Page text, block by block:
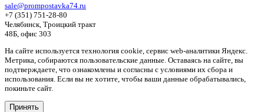
sale@prompostavka74.ru
+7 (351) 751-28-80
Челябинск, Троицкий тракт
48Б, офис 303
На сайте используется технология cookie, сервис web-аналитики Яндекс.
Метрика, собираются пользовательские данные. Оставаясь на сайте, вы
подтверждаете, что ознакомлены и согласны с условиями их сбора и
использования. Если вы не хотите, чтобы ваши данные обрабатывались,
покиньте сайт.
Принять